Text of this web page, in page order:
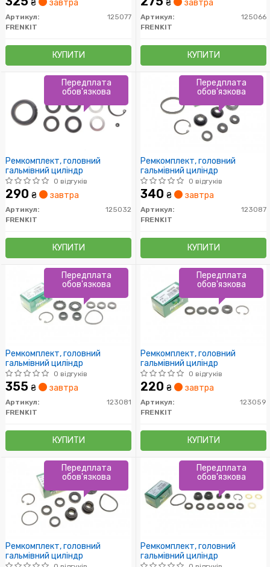
₴ завтра
Артикул:
125077
FRENKIT
КУПИТИ
₴ завтра
Артикул:
125066
FRENKIT
КУПИТИ
Ремкомплект, головний
гальмівний циліндр
0 відгуків
290 ₴ завтра
Артикул:
125032
FRENKIT
КУПИТИ
Передплата
обов'язкова
Ремкомплект, головний
гальмівний циліндр
0 відгуків
340 ₴ завтра
Артикул:
123087
FRENKIT
КУПИТИ
Передплата
обов'язкова
Ремкомплект, головний
гальмівний циліндр
0 відгуків
355 ₴ завтра
Артикул:
123081
FRENKIT
КУПИТИ
Передплата
обов'язкова
Ремкомплект, головний
гальмівний циліндр
0 відгуків
220 ₴ завтра
Артикул:
123059
FRENKIT
КУПИТИ
Передплата
обов'язкова
Ремкомплект, головний
гальмівний циліндр
Передплата
обов'язкова
Ремкомплект, головний
гальмівний циліндр
Передплата
обов'язкова